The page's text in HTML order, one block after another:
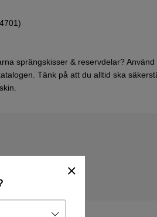
sprängskisser & reservdelar?
Tänk på att du alltid ska